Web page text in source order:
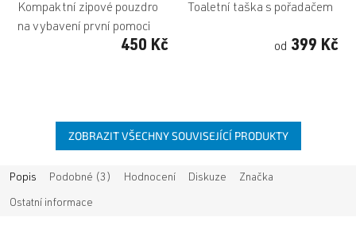
450 Kč
Kompaktní zipové pouzdro
na vybavení první pomoci
od 399 Kč
Toaletní taška s pořadačem
ZOBRAZIT VŠECHNY SOUVISEJÍCÍ PRODUKTY
Popis Podobné (3) Hodnocení Diskuze Značka
Ostatní informace